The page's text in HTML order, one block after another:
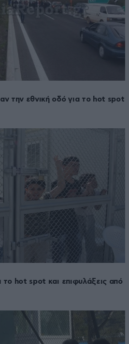
την εθνική οδό για το hot spot
το hot spot και επιφυλάξεις από